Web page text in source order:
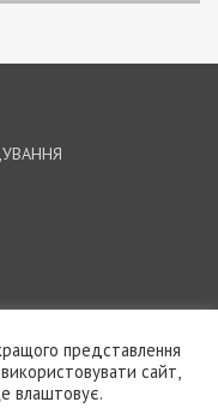
представлення
сайт,
влаштовує.